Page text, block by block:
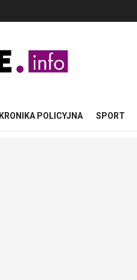
KRONIKA POLICYJNA SPORT